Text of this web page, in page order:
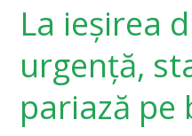
La ieșirea
urgență,
pariază pe
mijloace
alternative
de